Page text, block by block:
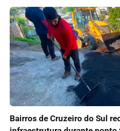
Bairros de Cruzeiro do Sul